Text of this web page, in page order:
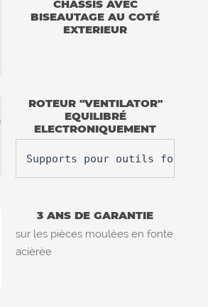
CHASSIS AVEC
BISEAUTAGE AU COTÉ
EXTERIEUR
ROTEUR "VENTILATOR"
EQUILIBRÉ
ELECTRONIQUEMENT
Supports pour outils
3 ANS DE GARANTIE
sur les pièces moulèes en fonte
acièrèe